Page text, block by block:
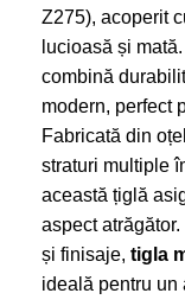
Z275), acoperit
lucioasă și mată.
combină
modern, perfect
Fabricată din
straturi multiple
această țiglă
aspect
și finisaje, tigla
ideală pentru un